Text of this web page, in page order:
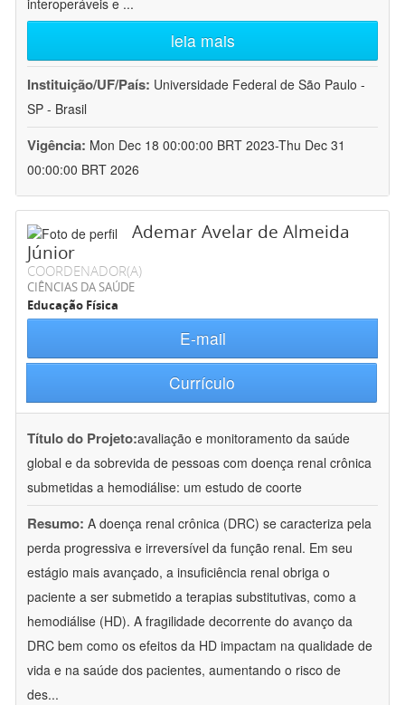
interoperáveis e ...
leia mais
Instituição/UF/País: Universidade Federal de São Paulo -
SP - Brasil
Vigência: Mon Dec 18 00:00:00 BRT 2023-Thu Dec 31
00:00:00 BRT 2026
Ademar Avelar de Almeida
Júnior
COORDENADOR(A)
CIÊNCIAS DA SAÚDE
Educação Física
E-mail
Currículo
Título do Projeto:avaliação e monitoramento da saúde
global e da sobrevida de pessoas com doença renal crônica
submetidas a hemodiálise: um estudo de coorte
Resumo: A doença renal crônica (DRC) se caracteriza pela
perda progressiva e irreversível da função renal. Em seu
estágio mais avançado, a insuficiência renal obriga o
paciente a ser submetido a terapias substitutivas, como a
hemodiálise (HD). A fragilidade decorrente do avanço da
DRC bem como os efeitos da HD impactam na qualidade de
vida e na saúde dos pacientes, aumentando o risco de
des...